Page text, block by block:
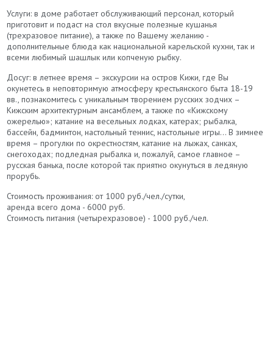
Услуги: в доме работает обслуживающий персонал, который
приготовит и подаст на стол вкусные полезные кушанья
(трехразовое питание), а также по Вашему желанию -
дополнительные блюда как национальной карельской кухни, так и
всеми любимый шашлык или копченую рыбку.
Досуг: в летнее время – экскурсии на остров Кижи, где Вы
окунетесь в неповторимую атмосферу крестьянского быта 18-19
вв., познакомитесь с уникальным творением русских зодчих –
Кижским архитектурным ансамблем, а также по «Кижскому
ожерелью»; катание на весельных лодках, катерах; рыбалка,
бассейн, бадминтон, настольный теннис, настольные игры… В зимнее
время – прогулки по окрестностям, катание на лыжах, санках,
снегоходах; подледная рыбалка и, пожалуй, самое главное –
русская банька, после которой так приятно окунуться в ледяную
прорубь.
Стоимость проживания: от 1000 руб./чел./сутки,
аренда всего дома - 6000 руб.
Стоимость питания (четырехразовое) - 1000 руб./чел.